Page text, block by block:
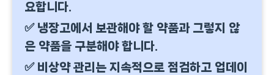
요합니다.
✅ 냉장고에서 보관해야 할 약품과 그렇지 않
은 약품을 구분해야 합니다.
✅ 비상약 관리는 지속적으로 점검하고 업데이